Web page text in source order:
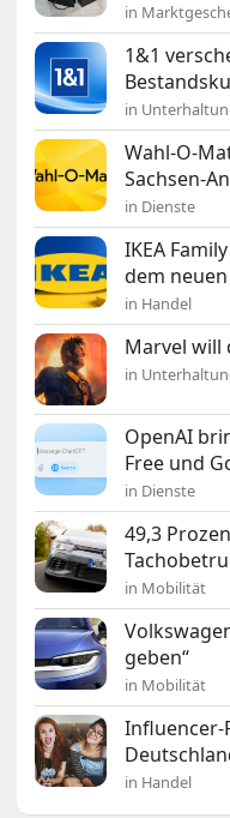
in
1&1
in
Wahl-O-
Sachsen-
in Dienste
IKEA
dem
in Handel
Marvel will
in
OpenAI
Free und
in Dienste
49,3
in Mobilität
geben“
in Mobilität
in Handel